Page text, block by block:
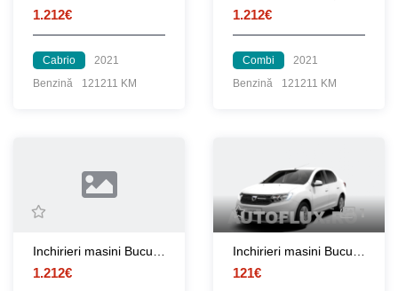
1.212€
Cabrio
2021
Benzină
121211 KM
1.212€
Combi
2021
Benzină
121211 KM
1.212€
1
121€